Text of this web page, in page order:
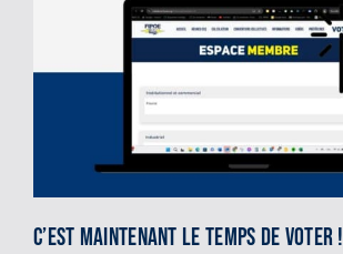
C’est maintenant le temps de voter !